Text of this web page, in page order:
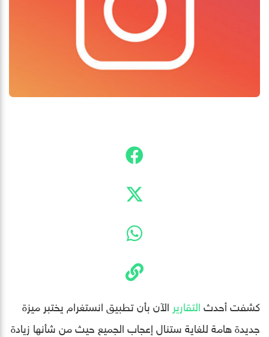
كشفت أحدثالتقارير الآن بأن تطبيق انستغرام يختبر ميزة
جديدة هامة للغاية ستنال إعجاب الجميع حيث من شأنها زيادة